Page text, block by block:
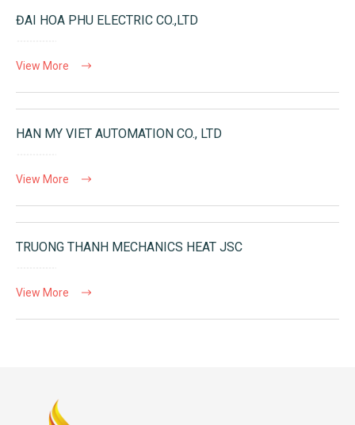
ĐAI HOA PHU ELECTRIC CO.,LTD
View More
HAN MY VIET AUTOMATION CO., LTD
View More
TRUONG THANH MECHANICS HEAT JSC
View More